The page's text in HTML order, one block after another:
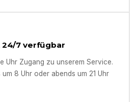
24/7 verfügbar
Uhr Zugang zu unserem Service.
8 Uhr oder abends um 21 Uhr